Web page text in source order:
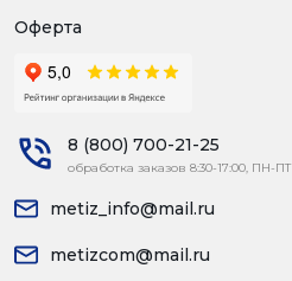
Оферта
8 (800) 700-21-25
обработка заказов 8:30-17:00, ПН-ПТ
metiz_info@mail.ru
metizcom@mail.ru